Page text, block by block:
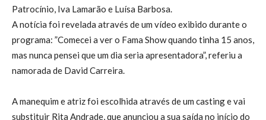
Patrocínio, Iva Lamarão e Luísa Barbosa.
A notícia foi revelada através de um vídeo exibido durante o
programa: ”Comecei a ver o Fama Show quando tinha 15 anos,
mas nunca pensei que um dia seria apresentadora”, referiu a
namorada de David Carreira.
A manequim e atriz foi escolhida através de um casting e vai
substituir Rita Andrade, que anunciou a sua saída no início do